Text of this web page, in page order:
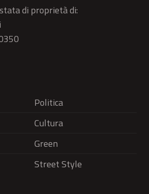
di proprietà di:
Politica
Cultura
Green
Street Style